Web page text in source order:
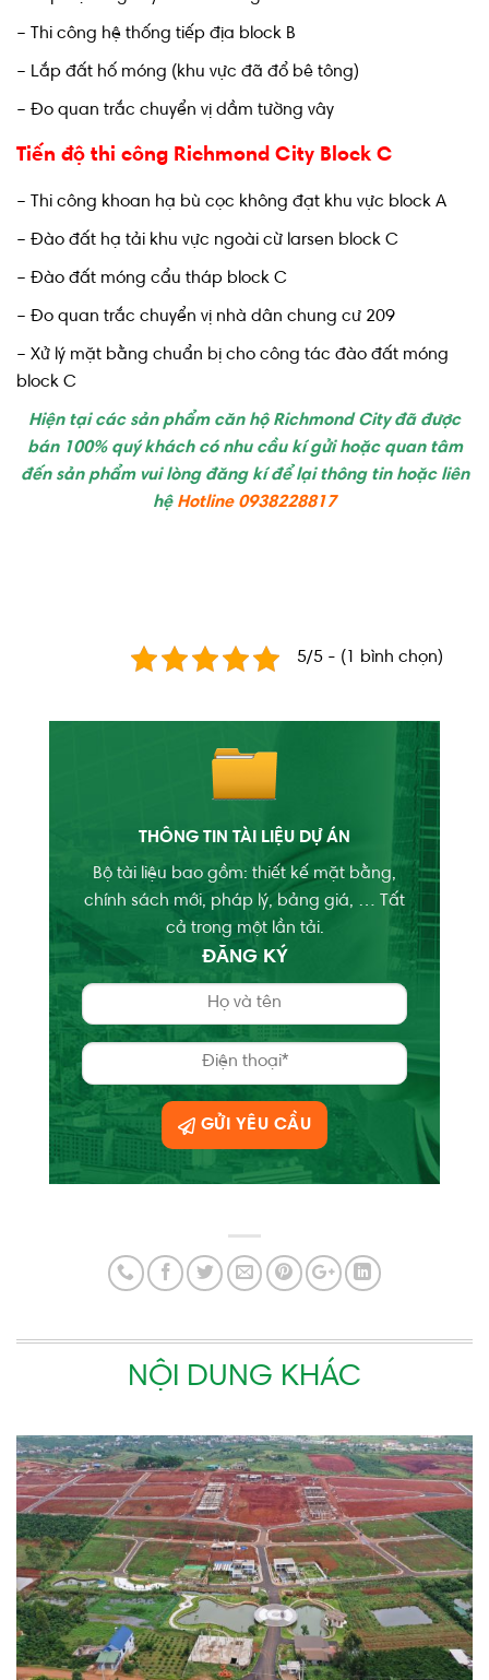
– Thi công hệ thống tiếp địa block B
– Lắp đất hố móng (khu vực đã đổ bê tông)
– Đo quan trắc chuyển vị dầm tường vây
Tiến độ thi công Richmond City Block C
– Thi công khoan hạ bù cọc không đạt khu vực block A
– Đào đất hạ tải khu vực ngoài cừ larsen block C
– Đào đất móng cẩu tháp block C
– Đo quan trắc chuyển vị nhà dân chung cư 209
– Xử lý mặt bằng chuẩn bị cho công tác đào đất móng
block C
Hiện tại các sản phẩm căn hộ Richmond City đã được
bán 100% quý khách có nhu cầu kí gửi hoặc quan tâm
đến sản phẩm vui lòng đăng kí để lại thông tin hoặc liên
hệ Hotline 0938228817
5/5 - (1 bình chọn)
THÔNG TIN TÀI LIỆU DỰ ÁN
Bộ tài liệu bao gồm: thiết kế mặt bằng,
chính sách mới, pháp lý, bảng giá, … Tất
cả trong một lần tải.
ĐĂNG KÝ
GỬI YÊU CẦU
NỘI DUNG KHÁC